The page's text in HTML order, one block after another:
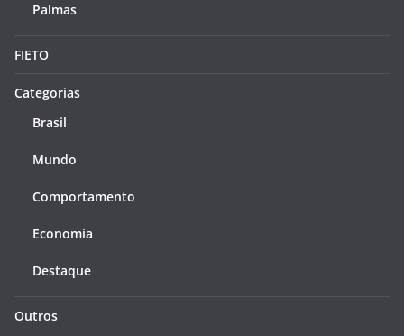
Palmas
FIETO
Categorias
Brasil
Mundo
Comportamento
Economia
Destaque
Outros